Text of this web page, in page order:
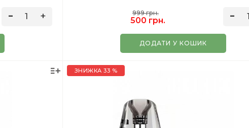
999 грн.
500 грн.
ДОДАТИ У КОШИК
ЗНИЖКА 33 %